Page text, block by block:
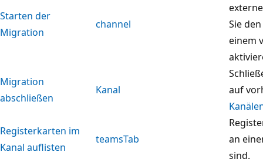
Starten der
Migration
channel
Sie
einem
Migration
abschließen
Kanal
auf
Registerkarten im
Kanal auflisten
teamsTab
an
sind.